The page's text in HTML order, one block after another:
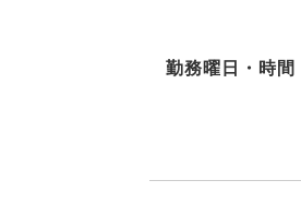
勤務曜日・時間